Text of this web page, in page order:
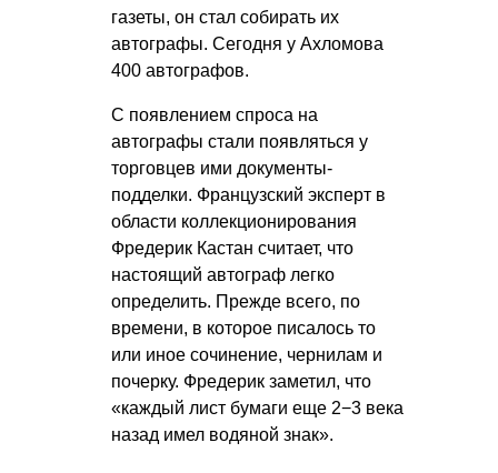
газеты, он стал собирать их
автографы. Сегодня у Ахломова
400 автографов.
С появлением спроса на
автографы стали появляться у
торговцев ими документы-
подделки. Французский эксперт в
области коллекционирования
Фредерик Кастан считает, что
настоящий автограф легко
определить. Прежде всего, по
времени, в которое писалось то
или иное сочинение, чернилам и
почерку. Фредерик заметил, что
«каждый лист бумаги еще 2−3 века
назад имел водяной знак».